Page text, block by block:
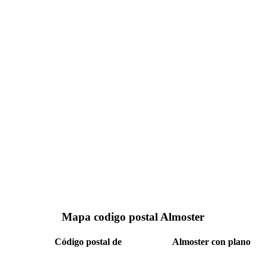
Mapa codigo postal Almoster
Código postal de Almoster con plano